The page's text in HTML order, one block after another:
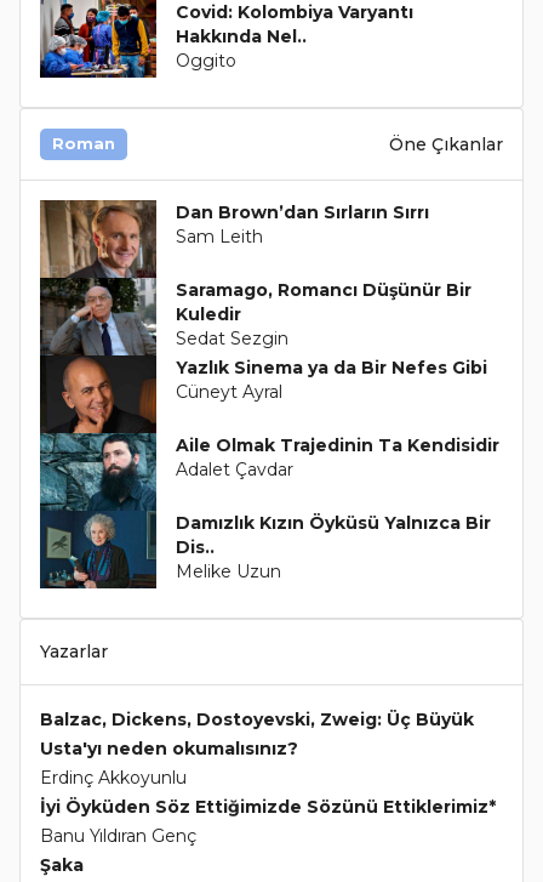
Covid: Kolombiya Varyantı
Hakkında Nel..
Oggito
Roman Öne Çıkanlar
Dan Brown’dan Sırların Sırrı
Sam Leith
Saramago, Romancı Düşünür Bir
Kuledir
Sedat Sezgin
Yazlık Sinema ya da Bir Nefes Gibi
Cüneyt Ayral
Aile Olmak Trajedinin Ta Kendisidir
Adalet Çavdar
Damızlık Kızın Öyküsü Yalnızca Bir
Dis..
Melike Uzun
Yazarlar
Balzac, Dickens, Dostoyevski, Zweig: Üç Büyük
Usta'yı neden okumalısınız?
Erdinç Akkoyunlu
İyi Öyküden Söz Ettiğimizde Sözünü Ettiklerimiz*
Banu Yıldıran Genç
Şaka